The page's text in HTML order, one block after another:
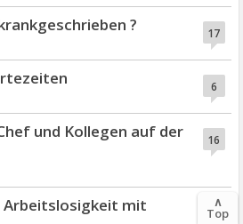
17
?
6
16
und Kollegen auf der
16
Arbeitslosigkeit mit
∧
Top